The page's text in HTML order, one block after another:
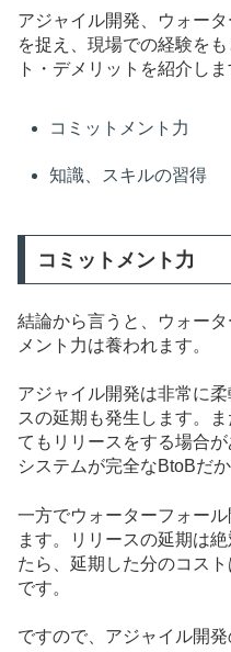
アジャイル開発、ウォー
を捉え、現場での経験を
ト・デメリットを紹介しま
コミットメント力
知識、スキルの習得
コミットメント力
結論から言うと、ウォー
メント力は養われます。
アジャイル開発は非常に
スの延期も発生します。
てもリリースをする場合
システムが完全なBtoBだ
一方でウォーターフォー
ます。リリースの延期は
たら、延期した分のコス
です。
ですので、アジャイル開